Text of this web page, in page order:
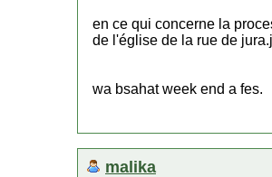
en ce qui concerne la
de l'église de la rue de
wa bsahat week end a fes.
malika